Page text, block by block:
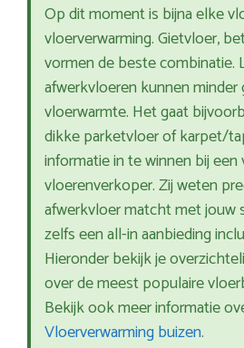
Op dit moment is bijna elke
vloerverwarming. Gietvloer,
vormen de beste combinatie.
afwerkvloeren kunnen
vloerwarmte. Het gaat
dikke parketvloer of karpet/
informatie in te winnen bij
vloerenverkoper. Zij weten
afwerkvloer matcht met jouw
zelfs een all-in aanbieding
Hieronder bekijk je
over de meest populaire
Bekijk ook meer informatie
Vloerverwarming buizen.